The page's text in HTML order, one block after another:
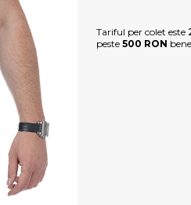
Tariful per colet este
peste 500 RON